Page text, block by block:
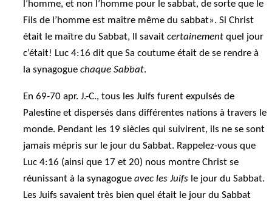
l’homme, et non l’homme pour le sabbat, de sorte que le
Fils de l’homme est maître même du sabbat». Si Christ
était le maître du Sabbat, Il savaitcertainement quel jour
c’était! Luc 4:16 dit que Sa coutume était de se rendre à
la synagoguechaque Sabbat.
En 69-70 apr. J.-C., tous les Juifs furent expulsés de
Palestine et dispersés dans différentes nations à travers le
monde. Pendant les 19 siècles qui suivirent, ils ne se sont
jamais mépris sur le jour du Sabbat. Rappelez-vous que
Luc 4:16 (ainsi que 17 et 20) nous montre Christ se
réunissant à la synagogueavec les Juifs le jour du Sabbat.
Les Juifs savaient très bien quel était le jour du Sabbat